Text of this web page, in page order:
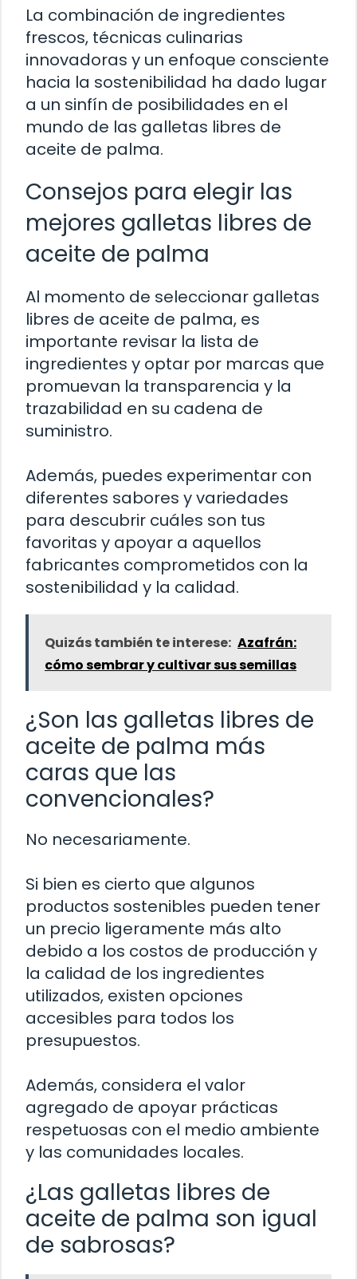
La combinación de ingredientes
frescos, técnicas culinarias
innovadoras y un enfoque consciente
hacia la sostenibilidad ha dado lugar
a un sinfín de posibilidades en el
mundo de las galletas libres de
aceite de palma.
Consejos para elegir las
mejores galletas libres de
aceite de palma
Al momento de seleccionar galletas
libres de aceite de palma, es
importante revisar la lista de
ingredientes y optar por marcas que
promuevan la transparencia y la
trazabilidad en su cadena de
suministro.
Además, puedes experimentar con
diferentes sabores y variedades
para descubrir cuáles son tus
favoritas y apoyar a aquellos
fabricantes comprometidos con la
sostenibilidad y la calidad.
Quizás también te interese: Azafrán:
cómo sembrar y cultivar sus semillas
¿Son las galletas libres de
aceite de palma más
caras que las
convencionales?
No necesariamente.
Si bien es cierto que algunos
productos sostenibles pueden tener
un precio ligeramente más alto
debido a los costos de producción y
la calidad de los ingredientes
utilizados, existen opciones
accesibles para todos los
presupuestos.
Además, considera el valor
agregado de apoyar prácticas
respetuosas con el medio ambiente
y las comunidades locales.
¿Las galletas libres de
aceite de palma son igual
de sabrosas?